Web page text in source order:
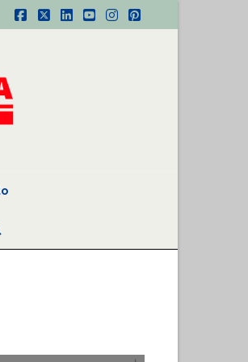
Facebook
X LinkedIn
YouTube
Instagram
Pinterest